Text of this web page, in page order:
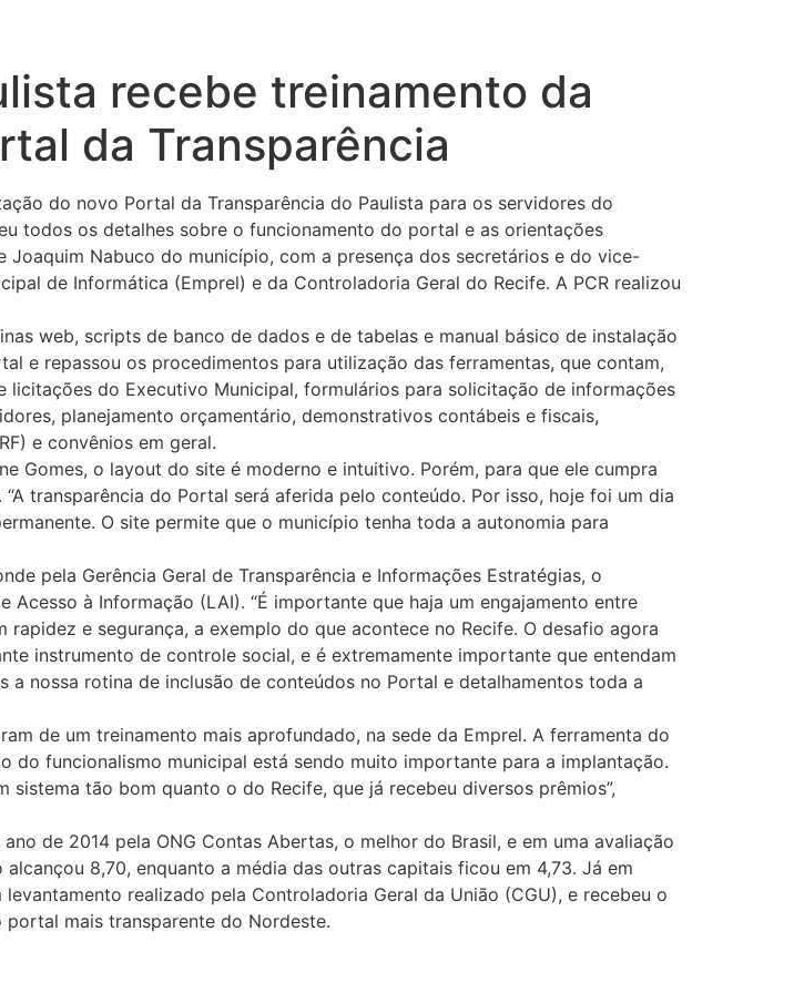
recebe treinamento da
da Transparência
do novo Portal da Transparência do Paulista para os servidores do
todos os detalhes sobre o funcionamento do portal e as orientações
Joaquim Nabuco do município, com a presença dos secretários e do vice-
de Informática (Emprel) e da Controladoria Geral do Recife. A PCR realizou
web, scripts de banco de dados e de tabelas e manual básico de instalação
e repassou os procedimentos para utilização das ferramentas, que contam,
do Executivo Municipal, formulários para solicitação de informações
planejamento orçamentário, demonstrativos contábeis e fiscais,
e convênios em geral.
Gomes, o layout do site é moderno e intuitivo. Porém, para que ele cumpra
transparência do Portal será aferida pelo conteúdo. Por isso, hoje foi um dia
O site permite que o município tenha toda a autonomia para
pela Gerência Geral de Transparência e Informações Estratégias, o
à Informação (LAI). “É importante que haja um engajamento entre
e segurança, a exemplo do que acontece no Recife. O desafio agora
instrumento de controle social, e é extremamente importante que entendam
nossa rotina de inclusão de conteúdos no Portal e detalhamentos toda a
de um treinamento mais aprofundado, na sede da Emprel. A ferramenta do
do funcionalismo municipal está sendo muito importante para a implantação.
tão bom quanto o do Recife, que já recebeu diversos prêmios”,
de 2014 pela ONG Contas Abertas, o melhor do Brasil, e em uma avaliação
8,70, enquanto a média das outras capitais ficou em 4,73. Já em
realizado pela Controladoria Geral da União (CGU), e recebeu o
mais transparente do Nordeste.